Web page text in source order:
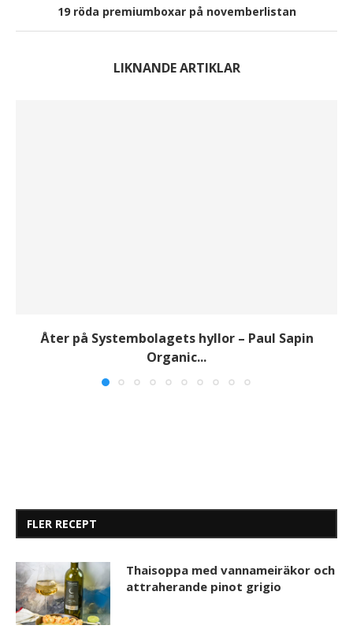
19 röda premiumboxar på novemberlistan
LIKNANDE ARTIKLAR
Åter på Systembolagets hyllor – Paul Sapin
Organic...
FLER RECEPT
Thaisoppa med vannameiräkor och
attraherande pinot grigio